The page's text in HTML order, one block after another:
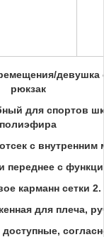
рюкзак
для спортов
полиэфира
с внутренним
переднее с
карманн сетки 2.
для плеча,